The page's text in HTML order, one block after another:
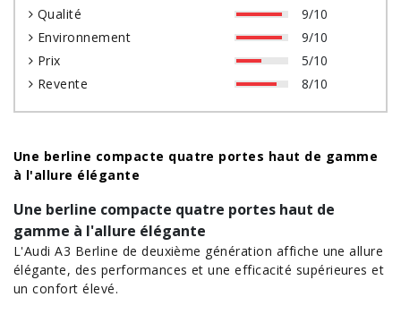
Qualité
9/10
Environnement
9/10
Prix
5/10
Revente
8/10
Une berline compacte quatre portes haut de gamme
à l'allure élégante
Une berline compacte quatre portes haut de
gamme à l'allure élégante
L'Audi A3 Berline de deuxième génération affiche une allure
élégante, des performances et une efficacité supérieures et
un confort élevé.